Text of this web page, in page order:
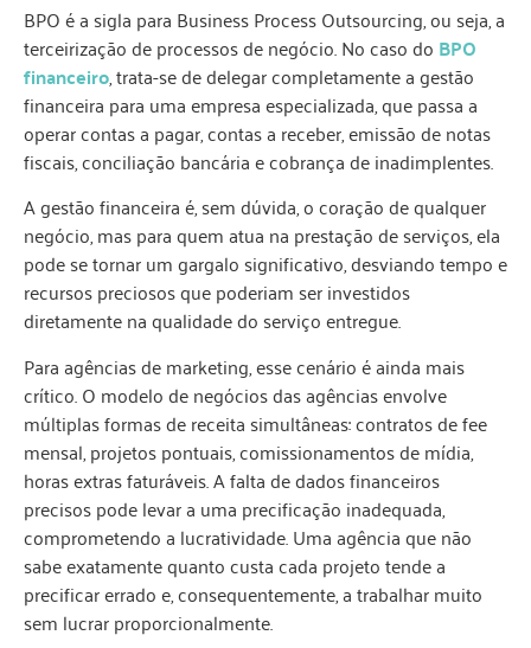
BPO é a sigla para Business Process Outsourcing, ou seja, a
terceirização de processos de negócio. No caso do BPO
financeiro, trata-se de delegar completamente a gestão
financeira para uma empresa especializada, que passa a
operar contas a pagar, contas a receber, emissão de notas
fiscais, conciliação bancária e cobrança de inadimplentes.
A gestão financeira é, sem dúvida, o coração de qualquer
negócio, mas para quem atua na prestação de serviços, ela
pode se tornar um gargalo significativo, desviando tempo e
recursos preciosos que poderiam ser investidos
diretamente na qualidade do serviço entregue.
Para agências de marketing, esse cenário é ainda mais
crítico. O modelo de negócios das agências envolve
múltiplas formas de receita simultâneas: contratos de fee
mensal, projetos pontuais, comissionamentos de mídia,
horas extras faturáveis. A falta de dados financeiros
precisos pode levar a uma precificação inadequada,
comprometendo a lucratividade. Uma agência que não
sabe exatamente quanto custa cada projeto tende a
precificar errado e, consequentemente, a trabalhar muito
sem lucrar proporcionalmente.